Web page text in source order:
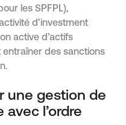
les SPFPL),
d’investment
active d’actifs
des sanctions
une gestion de
l’ordre